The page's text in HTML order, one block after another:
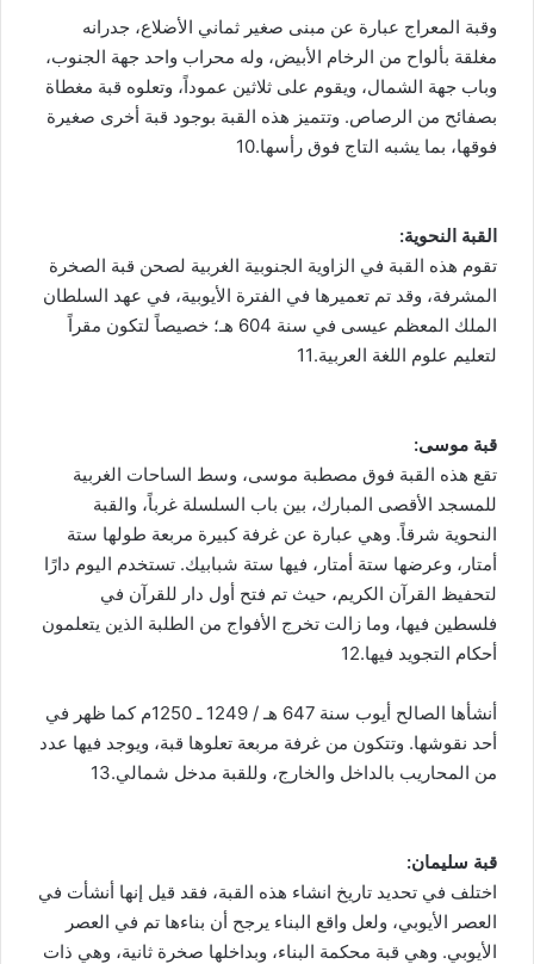
وقبة المعراج عبارة عن مبنى صغير ثماني الأضلاع، جدرانه
مغلقة بألواح من الرخام الأبيض، وله محراب واحد جهة الجنوب،
وباب جهة الشمال، ويقوم على ثلاثين عموداً، وتعلوه قبة مغطاة
بصفائح من الرصاص. وتتميز هذه القبة بوجود قبة أخرى صغيرة
فوقها، بما يشبه التاج فوق رأسها.10
القبة النحوية:
تقوم هذه القبة في الزاوية الجنوبية الغربية لصحن قبة الصخرة
المشرفة، وقد تم تعميرها في الفترة الأيوبية، في عهد السلطان
الملك المعظم عيسى في سنة 604 هـ؛ خصيصاً لتكون مقراً
لتعليم علوم اللغة العربية.11
قبة موسى:
تقع هذه القبة فوق مصطبة موسى، وسط الساحات الغربية
للمسجد الأقصى المبارك، بين باب السلسلة غرباً، والقبة
النحوية شرقاً. وهي عبارة عن غرفة كبيرة مربعة طولها ستة
أمتار، وعرضها ستة أمتار، فيها ستة شبابيك. تستخدم اليوم دارًا
لتحفيظ القرآن الكريم، حيث تم فتح أول دار للقرآن في
فلسطين فيها، وما زالت تخرج الأفواج من الطلبة الذين يتعلمون
أحكام التجويد فيها.12
أنشأها الصالح أيوب سنة 647 هـ / 1249 ـ 1250م كما ظهر في
أحد نقوشها. وتتكون من غرفة مربعة تعلوها قبة، ويوجد فيها عدد
من المحاريب بالداخل والخارج، وللقبة مدخل شمالي.13
قبة سليمان:
اختلف في تحديد تاريخ انشاء هذه القبة، فقد قيل إنها أنشأت في
العصر الأيوبي، ولعل واقع البناء يرجح أن بناءها تم في العصر
الأيوبي. وهي قبة محكمة البناء، وبداخلها صخرة ثانية، وهي ذات